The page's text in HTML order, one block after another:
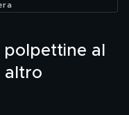
al
altro